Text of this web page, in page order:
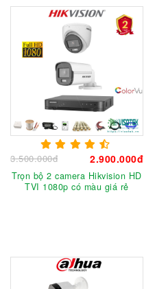
3.500.000đ 2.900.000đ
Trọn bộ 2 camera Hikvision HD
TVI 1080p có màu giá rẻ